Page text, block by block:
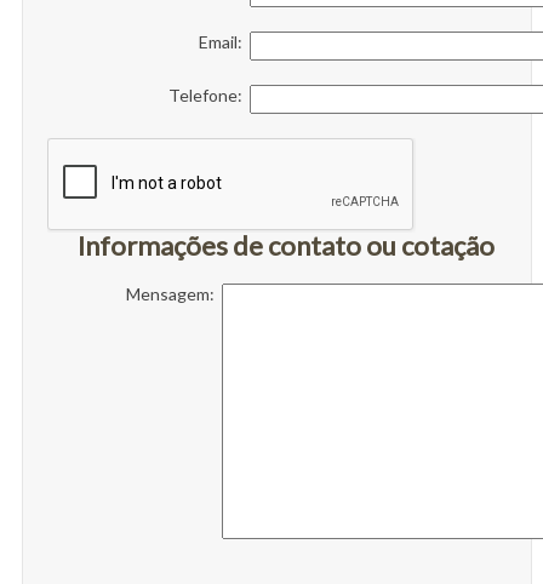
Email:
Telefone:
Informações de contato ou cotação
Mensagem: